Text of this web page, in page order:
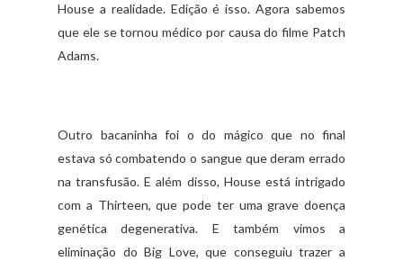
House a realidade. Edição é isso. Agora sabemos
que ele se tornou médico por causa do filme Patch
Adams.
Outro bacaninha foi o do mágico que no final
estava só combatendo o sangue que deram errado
na transfusão. E além disso, House está intrigado
com a Thirteen, que pode ter uma grave doença
genética degenerativa. E também vimos a
eliminação do Big Love, que conseguiu trazer a